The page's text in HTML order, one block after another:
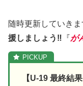
随時更新していきま
援しましょう‼︎ 『が
【U-19 最終結果